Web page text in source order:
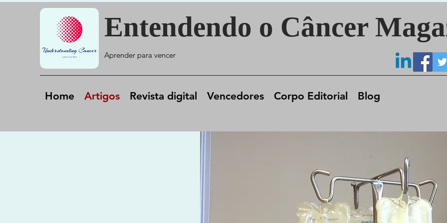
Entendendo o Câncer
Aprender para vencer
Home Artigos Revista digital Vencedores Corpo Editorial Blog